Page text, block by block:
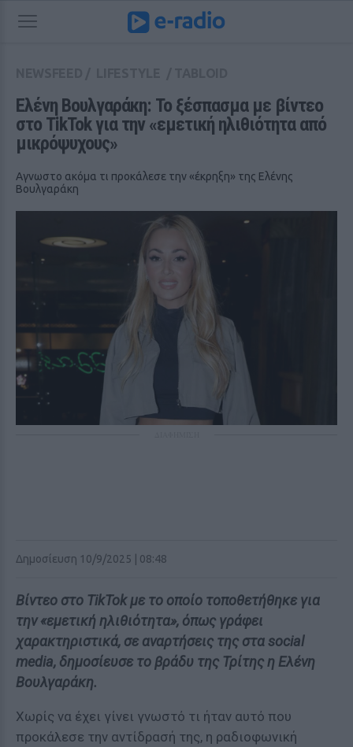
Ελένη Βουλγαράκη: Το ξέσπασμα με βίντεο
στο TikTok για την «εμετική ηλιθιότητα από
μικρόψυχους»
Αγνωστο ακόμα τι προκάλεσε την «έκρηξη» της Ελένης
Βουλγαράκη
Δημοσίευση 10/9/2025 | 08:48
Βίντεο στο TikTok με το οποίο τοποθετήθηκε για
την «εμετική ηλιθιότητα», όπως γράφει
χαρακτηριστικά, σε αναρτήσεις της στα social
media, δημοσίευσε το βράδυ της Τρίτης η Ελένη
Βουλγαράκη.
Χωρίς να έχει γίνει γνωστό τι ήταν αυτό που
προκάλεσε την αντίδρασή της, η ραδιοφωνική